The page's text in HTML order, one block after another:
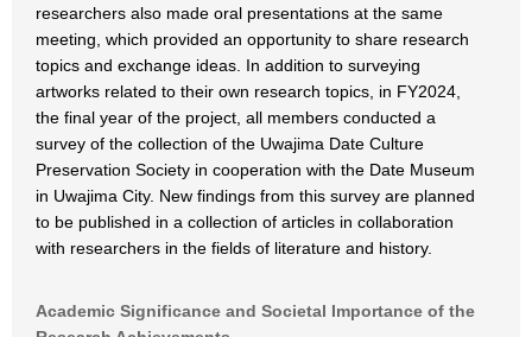
researchers also made oral presentations at the same
meeting, which provided an opportunity to share research
topics and exchange ideas. In addition to surveying
artworks related to their own research topics, in FY2024,
the final year of the project, all members conducted a
survey of the collection of the Uwajima Date Culture
Preservation Society in cooperation with the Date Museum
in Uwajima City. New findings from this survey are planned
to be published in a collection of articles in collaboration
with researchers in the fields of literature and history.
Academic Significance and Societal Importance of the